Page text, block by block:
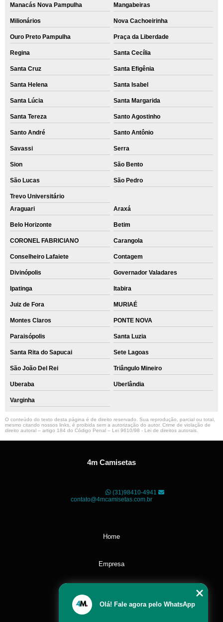
Manacás Nova Pampulha Mangabeiras
Milionários Nova Cachoeirinha
Ouro Preto Pampulha Praça da Liberdade
Regina Santa Cecília
Santa Cruz Santa Efigênia
Santa Helena Santa Isabel
Santa Lúcia Santa Margarida
Santa Tereza Santo Agostinho
Santo André Santo Antônio
Savassi Serra
Sion São Bento
São Lucas São Pedro
Trevo Universitário
Araguari
Araxá
Belo Horizonte Betim
CORONEL FABRICIANO Carangola
Conselheiro Lafaiete Contagem
Divinópolis Governador Valadares
Ipatinga Itabira
Juiz de Fora MURIAÉ
Montes Claros PONTE NOVA
Paraisópolis Santa Luzia
Santa Rita do Sapucai Sete Lagoas
São João Del Rei Triângulo Mineiro
Uberaba Uberlândia
Varginha
O conteúdo do texto desta página é de direito reservado. Sua reprodução, parcial ou total,
mesmo citando nossos links, é proibida sem a autorização do autor. Crime de violação de
direito autoral – artigo 184 do Código Penal – Lei 9610/98 - Lei de direitos autorais
4m Camisetas
(31)98410-4941
contato@4mcamisetas.com.br
Home
Empresa
Olá! Fale agora pelo WhatsApp